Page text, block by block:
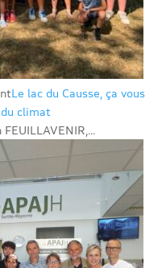
Le lac du Causse, ça vous
climat